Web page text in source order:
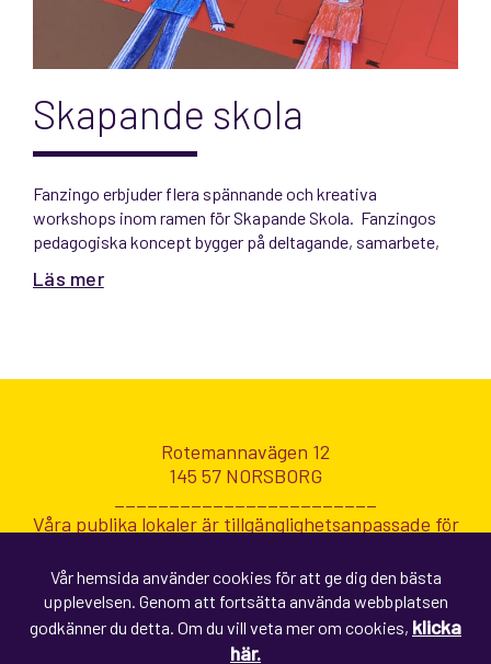
Skapande skola
Fanzingo erbjuder flera spännande och kreativa
workshops inom ramen för Skapande Skola. Fanzingos
pedagogiska koncept bygger på deltagande, samarbete,
Skola är stor och
Läs mer
Rotemannavägen 12
145 57 NORSBORG
Våra publika lokaler är tillgänglighetsanpassade för
info@fanzingo.se
Vår hemsida använder cookies för att ge dig den bästa
upplevelsen. Genom att fortsätta använda webbplatsen
godkänner du detta. Om du vill veta mer om cookies, klicka
här.